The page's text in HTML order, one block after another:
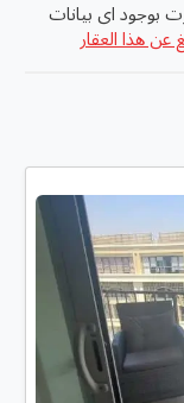
بوجود اى بيانات
عن هذا العقار